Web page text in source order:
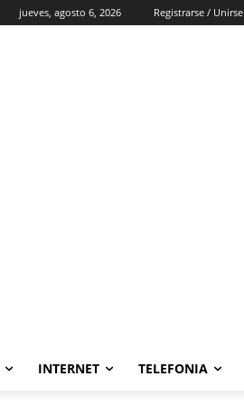
jueves, agosto 6, 2026 Registrarse / Unirse
INTERNET TELEFONIA